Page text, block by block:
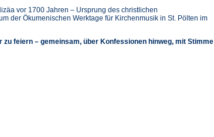
vor 1700 Jahren – Ursprung des christlichen
der Ökumenischen Werktage für Kirchenmusik in St. Pölten im
zu feiern – gemeinsam, über Konfessionen hinweg, mit Stimme